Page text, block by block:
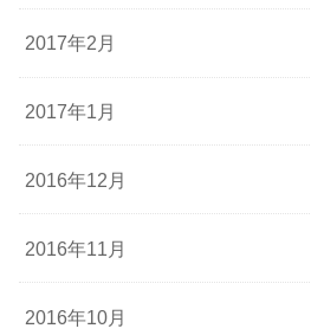
2017年2月
2017年1月
2016年12月
2016年11月
2016年10月